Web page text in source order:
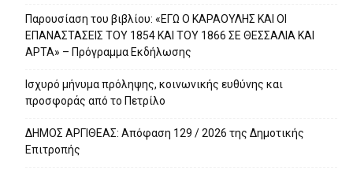
Παρουσίαση του βιβλίου: «ΕΓΩ Ο ΚΑΡΑΟΥΛΗΣ ΚΑΙ ΟΙ
ΕΠΑΝΑΣΤΑΣΕΙΣ ΤΟΥ 1854 ΚΑΙ ΤΟΥ 1866 ΣΕ ΘΕΣΣΑΛΙΑ ΚΑΙ
ΑΡΤΑ» – Πρόγραμμα Εκδήλωσης
Ισχυρό μήνυμα πρόληψης, κοινωνικής ευθύνης και
προσφοράς από το Πετρίλο
ΔΗΜΟΣ ΑΡΓΙΘΕΑΣ: Απόφαση 129 / 2026 της Δημοτικής
Επιτροπής